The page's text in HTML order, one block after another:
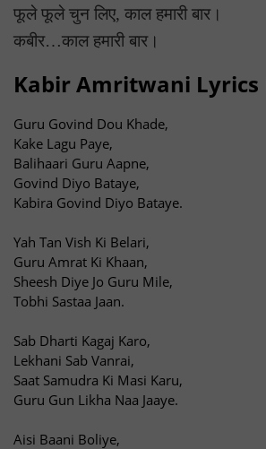
फूले फूले चुन लिए, काल हमारी बार।
कबीर…काल हमारी बार।
Kabir Amritwani Lyrics
Guru Govind Dou Khade,
Kake Lagu Paye,
Balihaari Guru Aapne,
Govind Diyo Bataye,
Kabira Govind Diyo Bataye.
Yah Tan Vish Ki Belari,
Guru Amrat Ki Khaan,
Sheesh Diye Jo Guru Mile,
Tobhi Sastaa Jaan.
Sab Dharti Kagaj Karo,
Lekhani Sab Vanrai,
Saat Samudra Ki Masi Karu,
Guru Gun Likha Naa Jaaye.
Aisi Baani Boliye,